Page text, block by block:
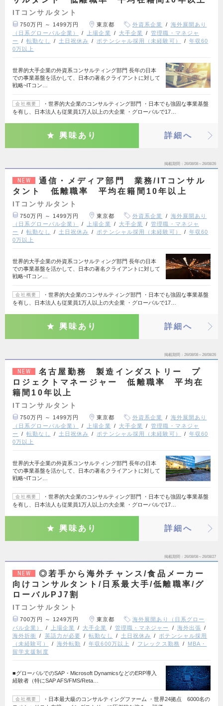
ITコンサルタント
750万円 ～ 1499万円 東京都 外資系企業
海外展開あり
（日系グローバル企業）
上場企業 大手企業
管理職・マネジャ
ー
転勤なし 土日祝休み ポテンシャル採用（未経験可）
年収60
0万以上
世界的大手企業の外資系コンサルティング部門 長年の日本
での事業基盤を活かして、日本の著名クライアントに対して
戦略~ITコン…
会社概要
・世界的大企業のコンサルティング部門 ・日本でも強固な事業基盤
を有し、日本法人も従業員1万人以上の大企業 ・グローバルで17…
興味あり 詳細へ
掲載期間 26/08/08～26/08/26
NEW
通信・メディア部門 業務/ITコンサル
タント 低離職率 平均在籍間10年以上
ITコンサルタント
750万円 ～ 1499万円 東京都 外資系企業
海外展開あり
（日系グローバル企業）
上場企業 大手企業
管理職・マネジャ
ー
転勤なし 土日祝休み ポテンシャル採用（未経験可）
年収60
0万以上
世界的大手企業の外資系コンサルティング部門 長年の日本
での事業基盤を活かして、日本の著名クライアントに対して
戦略~ITコン…
会社概要
・世界的大企業のコンサルティング部門 ・日本でも強固な事業基盤
を有し、日本法人も従業員1万人以上の大企業 ・グローバルで17…
興味あり 詳細へ
掲載期間 26/08/08～26/08/26
NEW
名古屋勤務 製造インダストリー プ
ロジェクトマネージャー 低離職率 平均在
籍間10年以上
ITコンサルタント
750万円 ～ 1499万円 東京都 外資系企業
海外展開あり
（日系グローバル企業）
上場企業 大手企業
管理職・マネジャ
ー
転勤なし 土日祝休み ポテンシャル採用（未経験可）
年収60
0万以上
世界的大手企業の外資系コンサルティング部門 長年の日本
での事業基盤を活かして、日本の著名クライアントに対して
戦略~ITコン…
会社概要
・世界的大企業のコンサルティング部門 ・日本でも強固な事業基盤
を有し、日本法人も従業員1万人以上の大企業 ・グローバルで17…
興味あり 詳細へ
掲載期間 26/08/08～26/08/27
NEW
◎若手から海外チャンス/食品メーカー
向けコンサルタント/日系最大手/低離職率/グ
ローバルPJ7割
ITコンサルタント
700万円 ～ 1249万円 東京都
海外展開あり（日系グロー
バル企業）
上場企業 大手企業 管理職・マネジャー
海外出張
海外折衝
英語力が必要 転勤なし 土日祝休み
ポテンシャル採用
（未経験可）
海外転勤 年収600万以上 フレックス勤務
MBA・
留学支援制度
■グローバルでのSAP・Microsoft DynamicsなどのERP導入
経験者（特にSAP AFS/FMS/Reta…
会社概要
・日本最大級のコンサルティングファーム ・世界24拠点 6000名の